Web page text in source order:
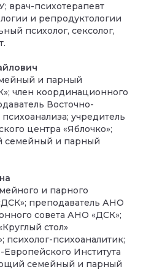
врач-психотерапевт
и репродуктологии
психолог, сексолог,
и парный
член координационного
Восточно-
учредитель
центра «Яблочко»;
семейный и парный
и парного
преподаватель АНО
совета АНО «ДСК»;
стол»
психоаналитик;
Института
семейный и парный